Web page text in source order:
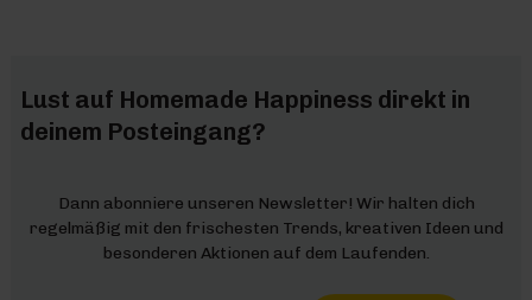
Lust auf Homemade Happiness direkt in
deinem Posteingang?
Dann abonniere unseren Newsletter! Wir halten dich
regelmäßig mit den frischesten Trends, kreativen Ideen und
besonderen Aktionen auf dem Laufenden.